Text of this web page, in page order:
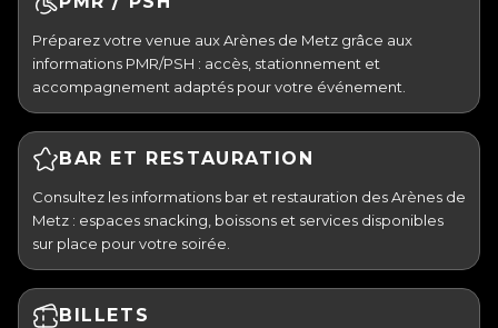
Préparez votre venue aux Arènes de Metz grâce aux
informations PMR/PSH : accès, stationnement et
accompagnement adaptés pour votre événement.
BAR ET RESTAURATION
Consultez les informations bar et restauration des Arènes de
Metz : espaces snacking, boissons et services disponibles
sur place pour votre soirée.
BILLETS